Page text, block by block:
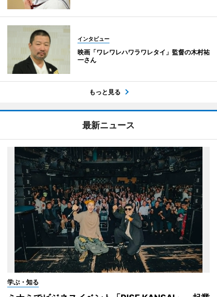
インタビュー
映画「ワレワレハワラワレタイ」監督の木村祐
一さん
もっと見る
最新ニュース
学ぶ・知る